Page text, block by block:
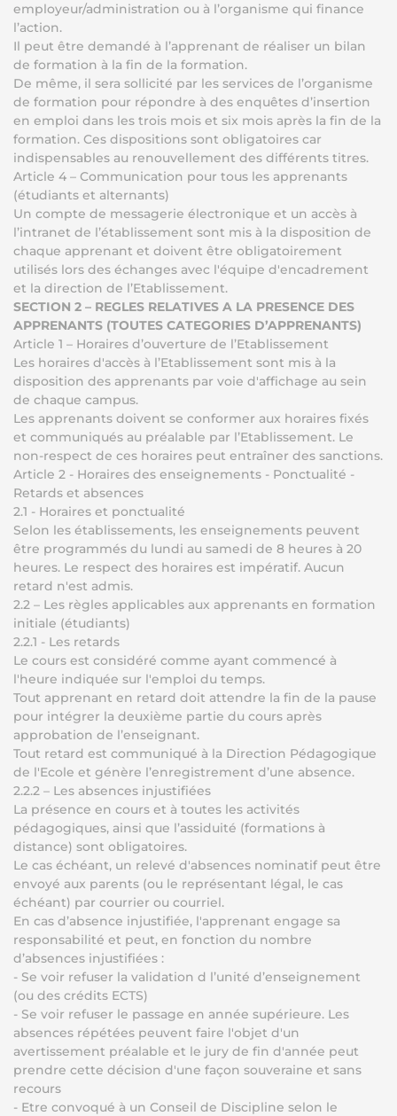
employeur/administration ou à l’organisme qui finance
l’action.
Il peut être demandé à l’apprenant de réaliser un bilan
de formation à la fin de la formation.
De même, il sera sollicité par les services de l’organisme
de formation pour répondre à des enquêtes d’insertion
en emploi dans les trois mois et six mois après la fin de la
formation. Ces dispositions sont obligatoires car
indispensables au renouvellement des différents titres.
Article 4 – Communication pour tous les apprenants
(étudiants et alternants)
Un compte de messagerie électronique et un accès à
l’intranet de l’établissement sont mis à la disposition de
chaque apprenant et doivent être obligatoirement
utilisés lors des échanges avec l'équipe d'encadrement
et la direction de l’Etablissement.
SECTION 2 – REGLES RELATIVES A LA PRESENCE DES
APPRENANTS (TOUTES CATEGORIES D’APPRENANTS)
Article 1 – Horaires d’ouverture de l’Etablissement
Les horaires d'accès à l’Etablissement sont mis à la
disposition des apprenants par voie d'affichage au sein
de chaque campus.
Les apprenants doivent se conformer aux horaires fixés
et communiqués au préalable par l’Etablissement. Le
non-respect de ces horaires peut entraîner des sanctions.
Article 2 - Horaires des enseignements - Ponctualité -
Retards et absences
2.1 - Horaires et ponctualité
Selon les établissements, les enseignements peuvent
être programmés du lundi au samedi de 8 heures à 20
heures. Le respect des horaires est impératif. Aucun
retard n'est admis.
2.2 – Les règles applicables aux apprenants en formation
initiale (étudiants)
2.2.1 - Les retards
Le cours est considéré comme ayant commencé à
l'heure indiquée sur l'emploi du temps.
Tout apprenant en retard doit attendre la fin de la pause
pour intégrer la deuxième partie du cours après
approbation de l’enseignant.
Tout retard est communiqué à la Direction Pédagogique
de l'Ecole et génère l’enregistrement d’une absence.
2.2.2 – Les absences injustifiées
La présence en cours et à toutes les activités
pédagogiques, ainsi que l’assiduité (formations à
distance) sont obligatoires.
Le cas échéant, un relevé d'absences nominatif peut être
envoyé aux parents (ou le représentant légal, le cas
échéant) par courrier ou courriel.
En cas d’absence injustifiée, l'apprenant engage sa
responsabilité et peut, en fonction du nombre
d’absences injustifiées :
- Se voir refuser la validation d l’unité d’enseignement
(ou des crédits ECTS)
- Se voir refuser le passage en année supérieure. Les
absences répétées peuvent faire l'objet d'un
avertissement préalable et le jury de fin d'année peut
prendre cette décision d'une façon souveraine et sans
recours
- Etre convoqué à un Conseil de Discipline selon le